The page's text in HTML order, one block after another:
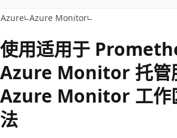
Azure Azure Monitor
使用适用于
Azure Monitor 托管
Azure Monitor 工作
法